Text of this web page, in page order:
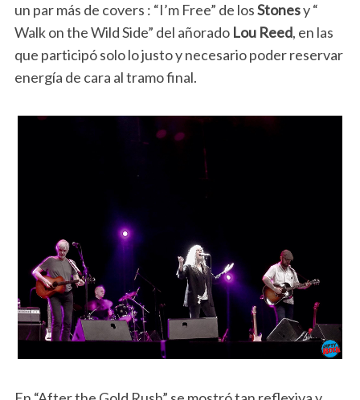
un par más de covers : “I’m Free” de losStonesy “
Walk on the Wild Side” del añorado Lou Reed, en las
que participó solo lo justo y necesario poder reservar
energía de cara al tramo final.